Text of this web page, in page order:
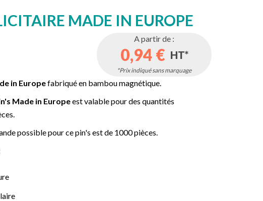
MADE IN EUROPE
A partir de :
0,94 € HT*
*Prix indiqué sans marquage
in Europefabriqué en bambou magnétique.
Made in Europeest valable pour des quantités
possible pour ce pin's est de 1000 pièces.